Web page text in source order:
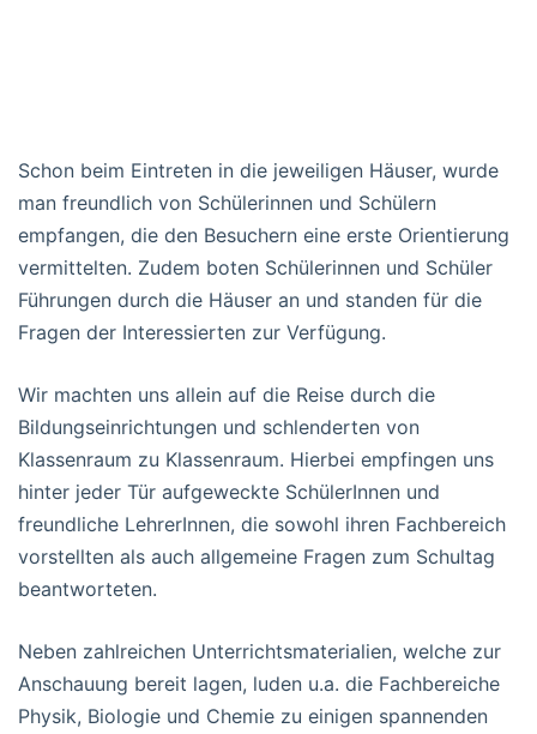
Schon beim Eintreten in die jeweiligen Häuser, wurde
man freundlich von Schülerinnen und Schülern
empfangen, die den Besuchern eine erste Orientierung
vermittelten. Zudem boten Schülerinnen und Schüler
Führungen durch die Häuser an und standen für die
Fragen der Interessierten zur Verfügung.
Wir machten uns allein auf die Reise durch die
Bildungseinrichtungen und schlenderten von
Klassenraum zu Klassenraum. Hierbei empfingen uns
hinter jeder Tür aufgeweckte SchülerInnen und
freundliche LehrerInnen, die sowohl ihren Fachbereich
vorstellten als auch allgemeine Fragen zum Schultag
beantworteten.
Neben zahlreichen Unterrichtsmaterialien, welche zur
Anschauung bereit lagen, luden u.a. die Fachbereiche
Physik, Biologie und Chemie zu einigen spannenden